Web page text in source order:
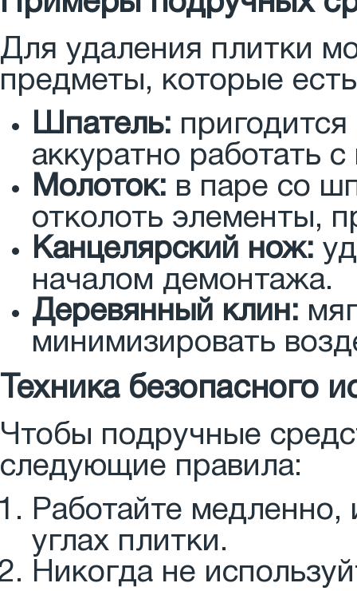
Для удаления плитки
предметы, которые
Шпатель:
аккуратно работать
Молоток: в паре со
отколоть элементы,
Канцелярский нож:
началом демонтажа.
Деревянный клин:
минимизировать
Техника безопасного
Чтобы подручные
следующие правила:
Работайте медленно,
углах плитки.
Никогда не